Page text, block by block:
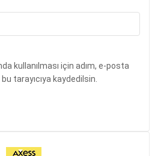
kullanılması için adım, e-posta
tarayıcıya kaydedilsin.